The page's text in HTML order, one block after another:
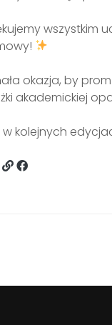
wszystkim
okazja, by
akademickiej
kolejnych